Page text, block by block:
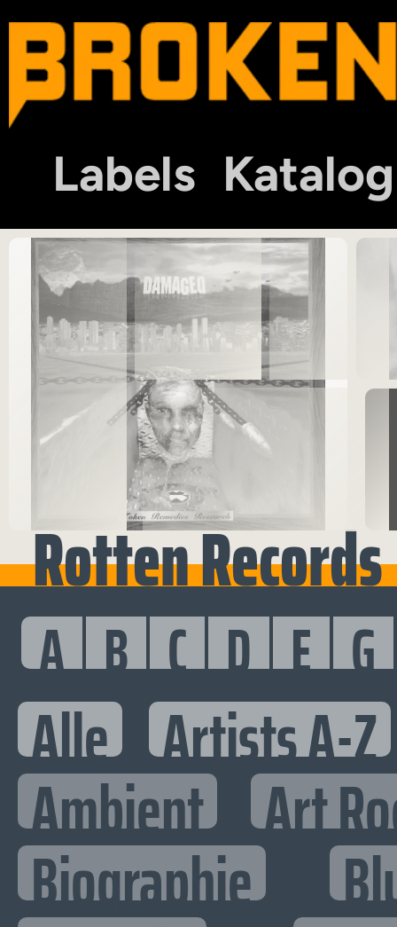
Labels Katalog
Rotten Records
A B C D E G
Alle Artists A-Z
Ambient Art
Biographie